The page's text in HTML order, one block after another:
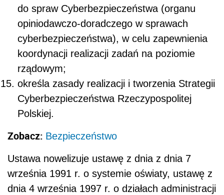
do spraw Cyberbezpieczeństwa (organu
opiniodawczo-doradczego w sprawach
cyberbezpieczeństwa), w celu zapewnienia
koordynacji realizacji zadań na poziomie
rządowym;
określa zasady realizacji i tworzenia Strategii
Cyberbezpieczeństwa Rzeczypospolitej
Polskiej.
Zobacz: Bezpieczeństwo
Ustawa nowelizuje ustawę z dnia z dnia 7
września 1991 r. o systemie oświaty, ustawę z
dnia 4 września 1997 r. o działach administracji